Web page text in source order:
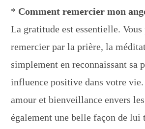
* Comment remercier mon
La gratitude est essentielle. Vous
remercier par la prière, la
simplement en reconnaissant sa
influence positive dans votre
amour et bienveillance envers
également une belle façon de lui